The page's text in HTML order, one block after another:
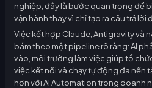
nghiệp, đây là bước quan trọng để
vận hành thay vì chỉ tạo ra câu trả lời
Việc kết hợp Claude, Antigravity và
bám theo một pipeline rõ ràng: AI
vào, môi trường làm việc giúp tổ
việc kết nối và chạy tự động đa nền
hơn với AI Automation trong doanh